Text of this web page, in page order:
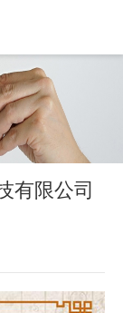
有限公司